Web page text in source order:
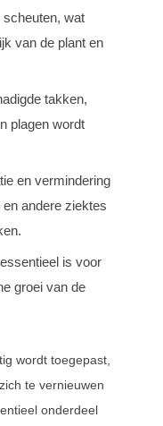
scheuten, wat
van de plant en
takken,
plagen wordt
en vermindering
andere ziektes
is voor
groei van de
wordt toegepast,
te vernieuwen
onderdeel